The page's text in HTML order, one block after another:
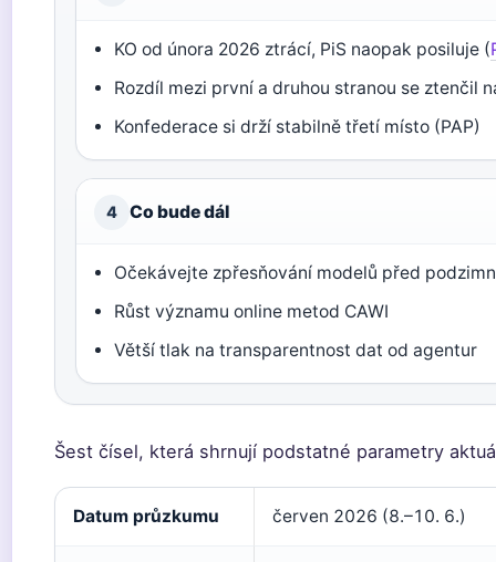
KO od února 2026 ztrácí, PiS naopak posiluje (
Rozdíl mezi první a druhou stranou se ztenčil
Konfederace si drží stabilně třetí místo (PAP)
4 Co bude dál
Očekávejte zpřesňování modelů před
Růst významu online metod CAWI
Větší tlak na transparentnost dat od agentur
Šest čísel, která shrnují podstatné parametry
Datum průzkumu červen 2026 (8.–10. 6.)